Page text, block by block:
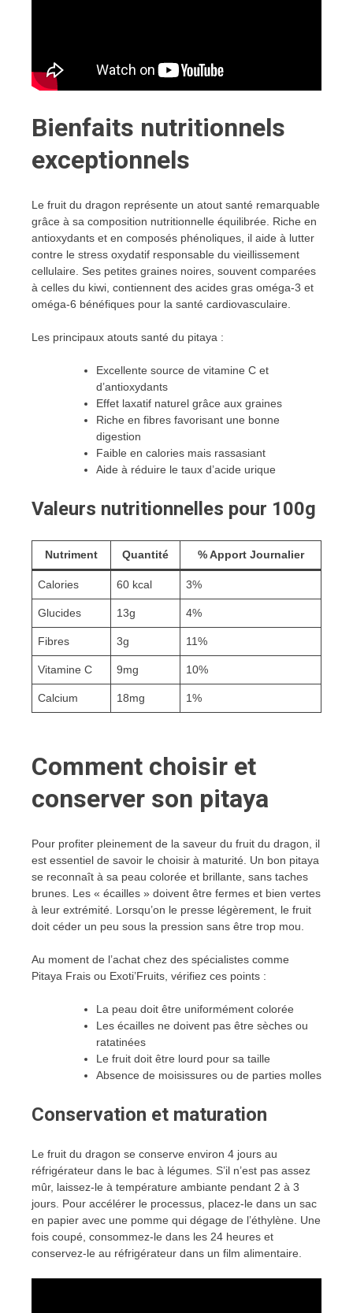
Bienfaits nutritionnels
exceptionnels
Le fruit du dragon représente un atout santé remarquable
grâce à sa composition nutritionnelle équilibrée. Riche en
antioxydants et en composés phénoliques, il aide à lutter
contre le stress oxydatif responsable du vieillissement
cellulaire. Ses petites graines noires, souvent comparées
à celles du kiwi, contiennent des acides gras oméga-3 et
oméga-6 bénéfiques pour la santé cardiovasculaire.
Les principaux atouts santé du pitaya :
Excellente source de vitamine C et
d’antioxydants
Effet laxatif naturel grâce aux graines
Riche en fibres favorisant une bonne
digestion
Faible en calories mais rassasiant
Aide à réduire le taux d’acide urique
Valeurs nutritionnelles pour 100g
Nutriment Quantité % Apport Journalier
Calories 60 kcal 3%
Glucides 13g 4%
Fibres 3g 11%
Vitamine C 9mg 10%
Calcium 18mg 1%
Comment choisir et
conserver son pitaya
Pour profiter pleinement de la saveur du fruit du dragon, il
est essentiel de savoir le choisir à maturité. Un bon pitaya
se reconnaît à sa peau colorée et brillante, sans taches
brunes. Les « écailles » doivent être fermes et bien vertes
à leur extrémité. Lorsqu’on le presse légèrement, le fruit
doit céder un peu sous la pression sans être trop mou.
Au moment de l’achat chez des spécialistes comme
Pitaya Frais ou Exoti’Fruits, vérifiez ces points :
La peau doit être uniformément colorée
Les écailles ne doivent pas être sèches ou
ratatinées
Le fruit doit être lourd pour sa taille
Absence de moisissures ou de parties molles
Conservation et maturation
Le fruit du dragon se conserve environ 4 jours au
réfrigérateur dans le bac à légumes. S’il n’est pas assez
mûr, laissez-le à température ambiante pendant 2 à 3
jours. Pour accélérer le processus, placez-le dans un sac
en papier avec une pomme qui dégage de l’éthylène. Une
fois coupé, consommez-le dans les 24 heures et
conservez-le au réfrigérateur dans un film alimentaire.